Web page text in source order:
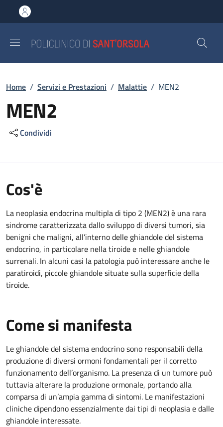
al contenuto principale
to footer content
Briciole di pane
Home / Servizi e Prestazioni / Malattie / MEN2
MEN2
Condividi
Cos'è
La neoplasia endocrina multipla di tipo 2 (MEN2) è una rara
sindrome caratterizzata dallo sviluppo di diversi tumori, sia
benigni che maligni, all’interno delle ghiandole del sistema
endocrino, in particolare nella tiroide e nelle ghiandole
surrenali. In alcuni casi la patologia può interessare anche le
paratiroidi, piccole ghiandole situate sulla superficie della
tiroide.
Come si manifesta
Le ghiandole del sistema endocrino sono responsabili della
produzione di diversi ormoni fondamentali per il corretto
funzionamento dell’organismo. La presenza di un tumore può
tuttavia alterare la produzione ormonale, portando alla
comparsa di un’ampia gamma di sintomi. Le manifestazioni
cliniche dipendono essenzialmente dai tipi di neoplasia e dalle
ghiandole interessate.